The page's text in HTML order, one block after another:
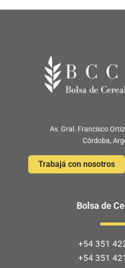
Av. Gral. Francisco
Córdoba,
Trabajá con nosotros
Bolsa de
+54 351
+54 351